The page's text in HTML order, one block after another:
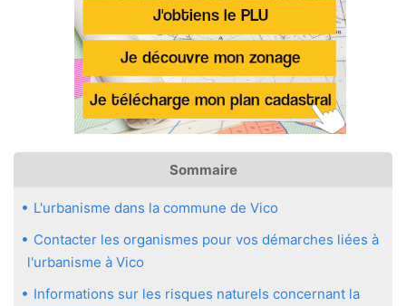
Sommaire
L'urbanisme dans la commune de Vico
Contacter les organismes pour vos démarches liées à
l'urbanisme à Vico
Informations sur les risques naturels concernant la